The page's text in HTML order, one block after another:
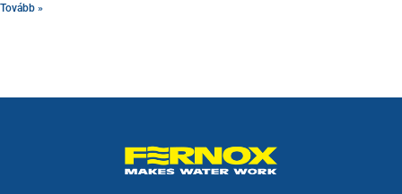
Tovább »